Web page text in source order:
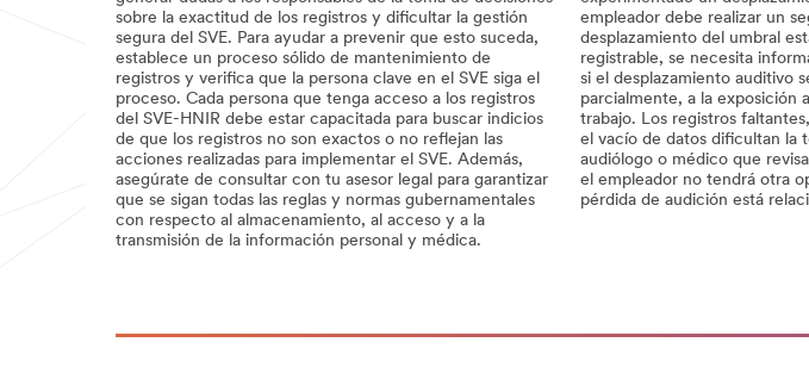
sobre la exactitud de los registros y dificultar la gestión
segura del SVE. Para ayudar a prevenir que esto suceda,
establece un proceso sólido de mantenimiento de
registros y verifica que la persona clave en el SVE siga el
proceso. Cada persona que tenga acceso a los registros
del SVE-HNIR debe estar capacitada para buscar indicios
de que los registros no son exactos o no reflejan las
acciones realizadas para implementar el SVE. Además,
asegúrate de consultar con tu asesor legal para garantizar
que se sigan todas las reglas y normas gubernamentales
con respecto al almacenamiento, al acceso y a la
transmisión de la información personal y médica.
empleador debe realizar un
desplazamiento del umbral
registrable, se necesita
si el desplazamiento auditivo
parcialmente, a la exposición
trabajo. Los registros
el vacío de datos dificultan la
audiólogo o médico que
el empleador no tendrá otra
pérdida de audición está